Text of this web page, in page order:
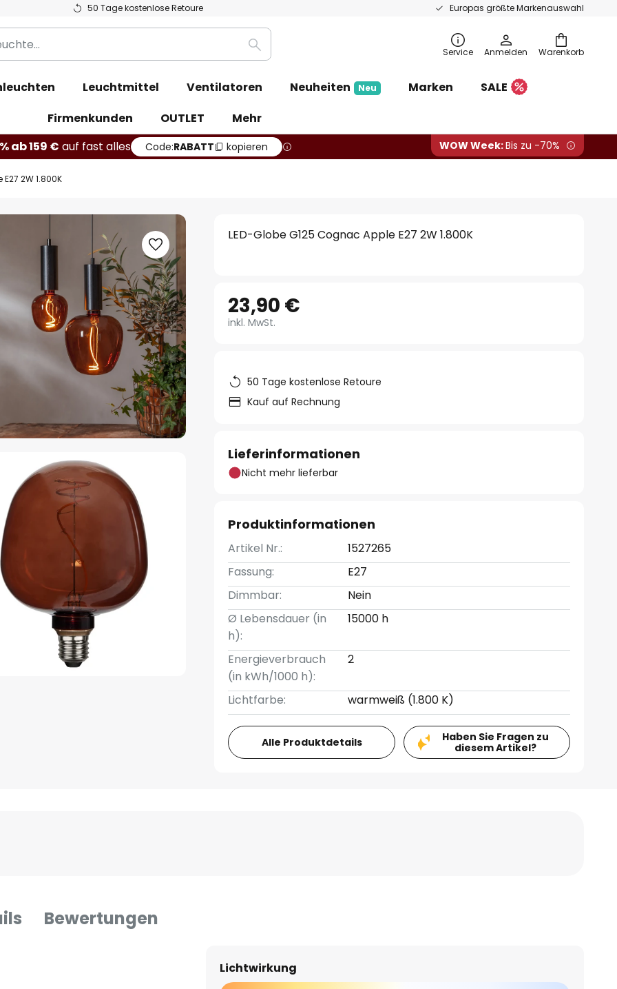
50 Tage kostenlose Retoure Europas größte Markenauswahl
Warenkorb
Suche Service Anmelden
Leuchtmittel Ventilatoren Neuheiten Neu Marken
SALE
Firmenkunden
OUTLET
Mehr
ab 159 € auf fast alles Code:RABATT kopieren WOW Week:Bis zu -70%
2W 1.800K
LED-Globe G125 Cognac Apple E27 2W 1.800K
23,90 €
inkl. MwSt.
50 Tage kostenlose Retoure
Kauf auf Rechnung
Lieferinformationen
Nicht mehr lieferbar
Produktinformationen
Artikel Nr.:
1527265
Fassung:
E27
Dimmbar:
Nein
Ø Lebensdauer (in
h):
15000 h
Energieverbrauch
(in kWh/1000 h):
2
Lichtfarbe: warmweiß (1.800 K)
Alle Produktdetails
Haben Sie Fragen zu
diesem Artikel?
Bewertungen
Lichtwirkung